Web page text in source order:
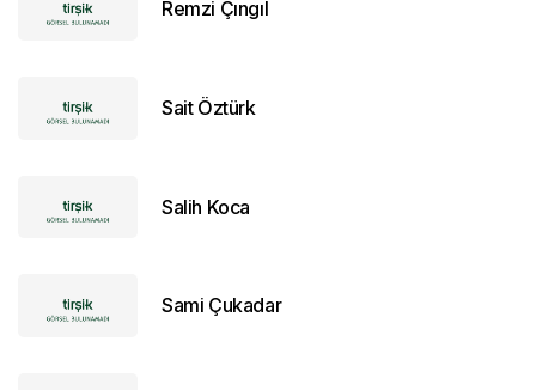
Remzi Çıngıl
Sait Öztürk
Salih Koca
Sami Çukadar